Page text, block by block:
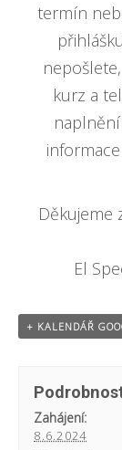
termín
kurz a
Děkujeme
El
+ KALENDÁŘ
Zahájení:
8.6.2024